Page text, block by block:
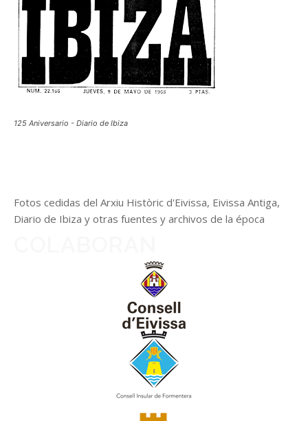
125 Aniversario - Diario de Ibiza
Fotos cedidas del Arxiu Històric d'Eivissa, Eivissa Antiga,
Diario de Ibiza y otras fuentes y archivos de la época